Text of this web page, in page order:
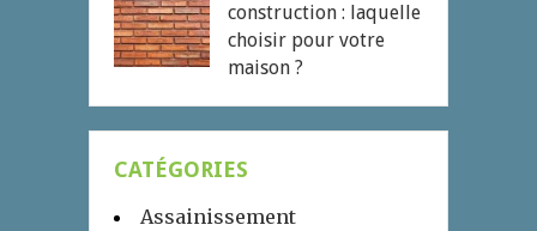
construction : laquelle
choisir pour votre
maison ?
CATÉGORIES
Assainissement